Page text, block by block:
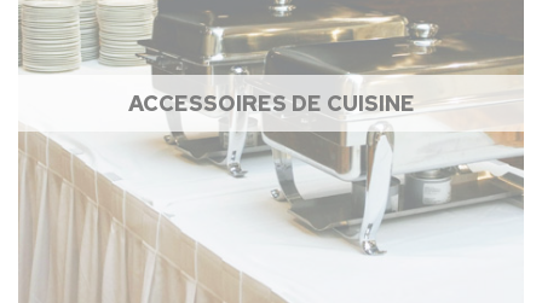
ACCESSOIRES DE CUISINE